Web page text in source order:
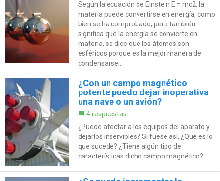
Según la ecuación de Einstein E = mc2, la
materia puede convertirse en energía, como
bien se ha comprobado, pero también
significa que la energía se convierte en
materia, se dice que los átomos son
esféricos porque es la mejor manera de
condensarse...
¿Con un campo magnético
potente puedo dejar inoperativa
una nave o un avión?
4 respuestas
¿Puede afectar a los equipos del aparato y
dejarlos inservibles? Si fuese así, ¿Qué es lo
que sucede? ¿Tiene algún tipo de
características dicho campo magnético?